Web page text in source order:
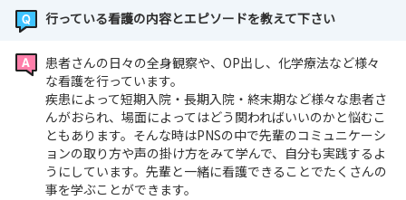
行っている看護の内容とエピソードを教えて下さい
患者さんの日々の全身観察や、OP出し、化学療法など様々
な看護を行っています。
疾患によって短期入院・長期入院・終末期など様々な患者さ
んがおられ、場面によってはどう関わればいいのかと悩むこ
ともあります。そんな時はPNSの中で先輩のコミュニケーシ
ョンの取り方や声の掛け方をみて学んで、自分も実践するよ
うにしています。先輩と一緒に看護できることでたくさんの
事を学ぶことができます。